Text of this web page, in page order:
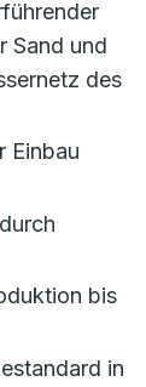
Sand und
des
Einbau
bis
in